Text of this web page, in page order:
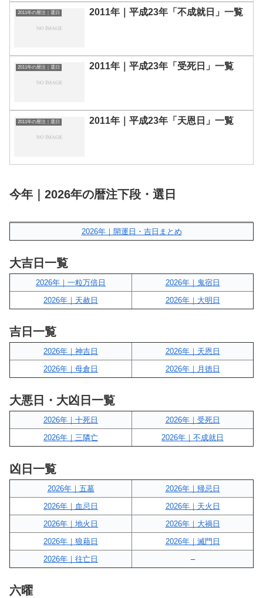
2011年の暦注｜選日 2011年｜平成23年「不成就日」一覧
2011年の暦注｜選日 2011年｜平成23年「受死日」一覧
2011年の暦注｜選日 2011年｜平成23年「天恩日」一覧
今年｜2026年の暦注下段・選日
2026年｜開運日・吉日まとめ
大吉日一覧
2026年｜一粒万倍日
2026年｜鬼宿日
2026年｜天赦日
2026年｜大明日
吉日一覧
2026年｜神吉日
2026年｜天恩日
2026年｜母倉日
2026年｜月徳日
大悪日・大凶日一覧
2026年｜十死日
2026年｜受死日
2026年｜三隣亡
2026年｜不成就日
凶日一覧
2026年｜五墓
2026年｜帰忌日
2026年｜血忌日
2026年｜天火日
2026年｜地火日
2026年｜大禍日
2026年｜狼藉日
2026年｜滅門日
2026年｜往亡日
–
六曜